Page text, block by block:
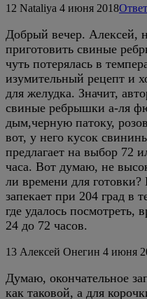
12 Nataliya 4 июня 2018
Добрый вечер. Алексей,
приготовить свиные
чуть потерялась в
изумительный рецепт и
для желудка. Значит,
свиные ребрышки а-ля
дым,черную патоку,
вот, у него кусок
предлагает на выбор 72
часа. Вот думаю, не
ли времени для
запекает при 204 град в
где удалось посмотреть,
24 до 72 часов.
13 Алексей Онегин 4 июня
Думаю, окончательное
как таковой, а для